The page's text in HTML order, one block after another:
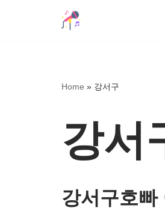
Home » 강서구
강서
강서구호빠